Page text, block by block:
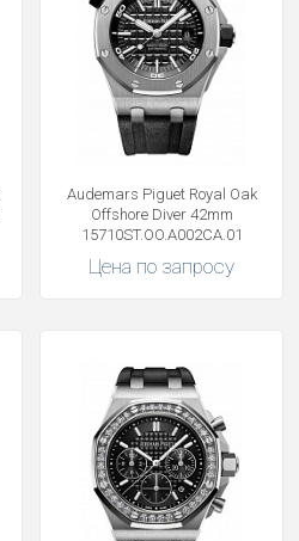
Audemars Piguet Royal Oak
Offshore Diver 42mm
15710ST.OO.A002CA.01
Цена по запросу